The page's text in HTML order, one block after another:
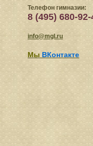
Телефон гимназии:
8 (495) 680-92-
info@mgl.ru
Мы ВКонтакте